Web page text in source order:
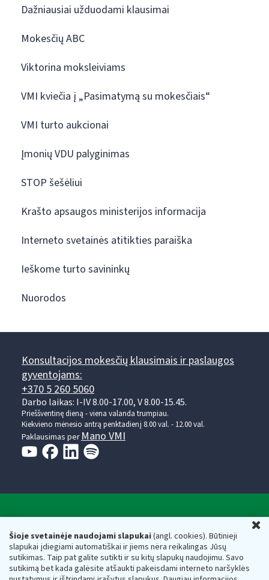
Šioje svetainėje naudojami slapukai(angl. cookies). Būtinieji
slapukai įdiegiami automatiškai ir jiems nėra reikalingas Jūsų
sutikimas. Taip pat galite sutikti ir su kitų slapukų naudojimu. Savo
sutikimą bet kada galėsite atšaukti pakeisdami interneto naršyklės
Dažniausiai užduodami klausimai
Mokesčių ABC
Viktorina moksleiviams
VMI kviečia į „Pasimatymą su mokesčiais“
VMI turto aukcionai
Įmonių VDU palyginimas
STOP šešėliui
Krašto apsaugos ministerijos informacija
Interneto svetainės atitikties paraiška
Ieškome turto savininkų
Nuorodos
Konsultacijos mokesčių klausimais ir paslaugos
gyventojams:
+370 5 260 5060
Darbo laikas: I-IV 8.00-17.00, V 8.00-15.45.
Prieššventinę dieną - viena valanda trumpiau.
Kiekvieno mėnesio antrą penktadienį 8.00 val. - 12.00 val.
Paklausimas per Mano VMI
Respublikos finansų ministerijos
Biudžetinė įstaiga. Juridinio asmens kodas — 188659752,
adresas: Vasario 16-osios g. 14, 01107 Vilnius, Lietuva, el.paštas:
vmi@vmi.lt, E. pristatymo dėžutės adresas 188659752